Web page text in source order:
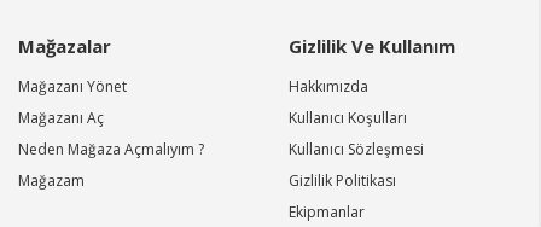
Mağazalar
Mağazanı Yönet
Mağazanı Aç
Neden Mağaza Açmalıyım ?
Mağazam
Gizlilik Ve Kullanım
Hakkımızda
Kullanıcı Koşulları
Kullanıcı Sözleşmesi
Gizlilik Politikası
Ekipmanlar